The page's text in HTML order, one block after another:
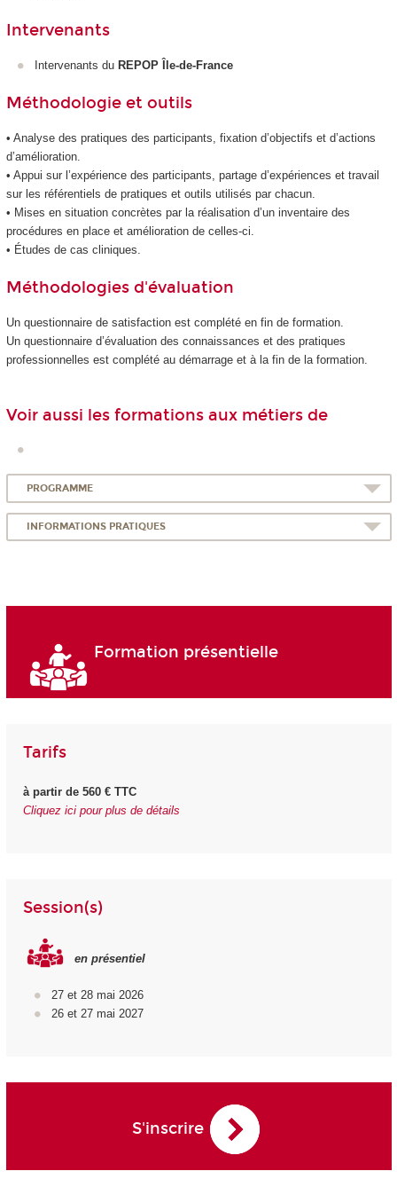
Intervenants
Intervenants du REPOP Île-de-France
Méthodologie et outils
• Analyse des pratiques des participants, fixation d’objectifs et d’actions
d’amélioration.
• Appui sur l’expérience des participants, partage d’expériences et travail
sur les référentiels de pratiques et outils utilisés par chacun.
• Mises en situation concrètes par la réalisation d’un inventaire des
procédures en place et amélioration de celles-ci.
• Études de cas cliniques.
Méthodologies d'évaluation
Un questionnaire de satisfaction est complété en fin de formation.
Un questionnaire d’évaluation des connaissances et des pratiques
professionnelles est complété au démarrage et à la fin de la formation.
Voir aussi les formations aux métiers de
PROGRAMME
INFORMATIONS PRATIQUES
Formation présentielle
Tarifs
à partir de 560 € TTC
Cliquez ici pour plus de détails
Session(s)
en présentiel
27 et 28 mai 2026
26 et 27 mai 2027
S'inscrire